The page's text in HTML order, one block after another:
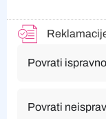
Povrati
Povrati